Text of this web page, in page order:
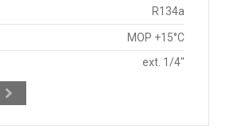
R134a
MOP +15°C
ext. 1/4"